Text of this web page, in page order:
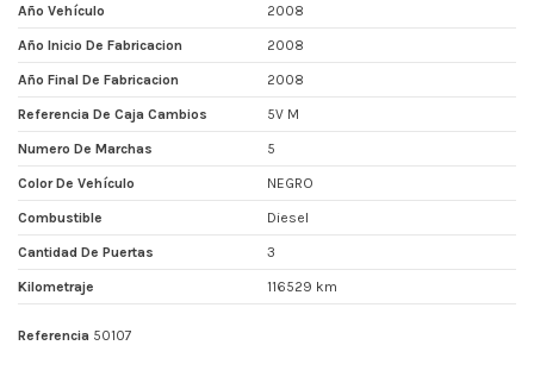
Año Vehículo 2008
Año Inicio De Fabricacion 2008
Año Final De Fabricacion 2008
Referencia De Caja Cambios 5V M
Numero De Marchas 5
Color De Vehículo NEGRO
Combustible Diesel
Cantidad De Puertas 3
Kilometraje 116529 km
Referencia 50107